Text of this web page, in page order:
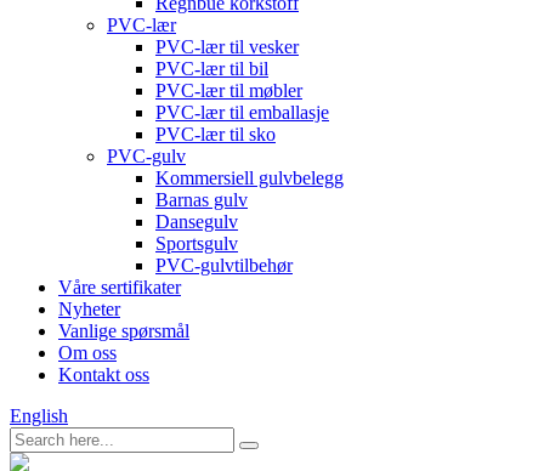
PVC-lær
PVC-lær til vesker
PVC-lær til bil
PVC-lær til møbler
PVC-lær til emballasje
PVC-lær til sko
PVC-gulv
Kommersiell gulvbelegg
Barnas gulv
Dansegulv
Sportsgulv
PVC-gulvtilbehør
Våre sertifikater
Nyheter
Vanlige spørsmål
Om oss
Kontakt oss
English